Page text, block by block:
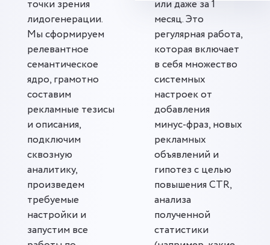
точки зрения
лидогенерации.
Мы сформируем
релевантное
семантическое
ядро, грамотно
составим
рекламные тезисы
и описания,
подключим
сквозную
аналитику,
произведем
требуемые
настройки и
запустим все
или даже за 1
месяц. Это
регулярная работа,
которая включает
в себя множество
системных
настроек от
добавления
минус-фраз, новых
рекламных
объявлений и
гипотез с целью
повышения CTR,
анализа
полученной
статистики